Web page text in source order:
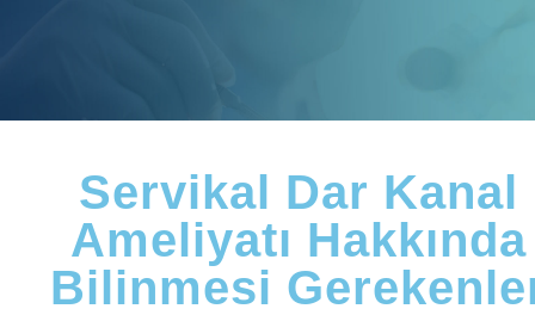
Servikal Dar Kanal
Ameliyatı Hakkında
Bilinmesi